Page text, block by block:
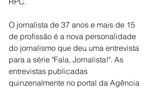
O jornalista de 37 anos e mais de 15
de profissão é a nova personalidade
do jornalismo que deu uma entrevista
para a série "Fala, Jornalista!". As
entrevistas publicadas
quinzenalmente no portal da Agência